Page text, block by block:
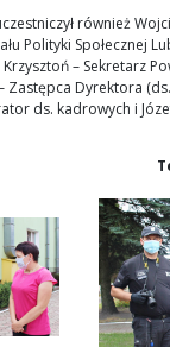
również
Polityki Społecznej
– Sekretarz
Zastępca Dyrektora
ds. kadrowych i